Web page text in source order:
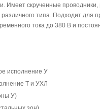
скрученные
типа. Подходит для
тока до 380 В и
исполнение У
Т и УХЛ
У)